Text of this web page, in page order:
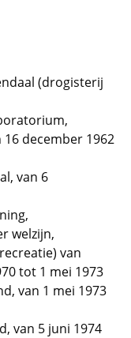
(drogisterij
december 1962
van 6
welzijn,
van
tot 1 mei 1973
van 1 mei 1973
van 5 juni 1974